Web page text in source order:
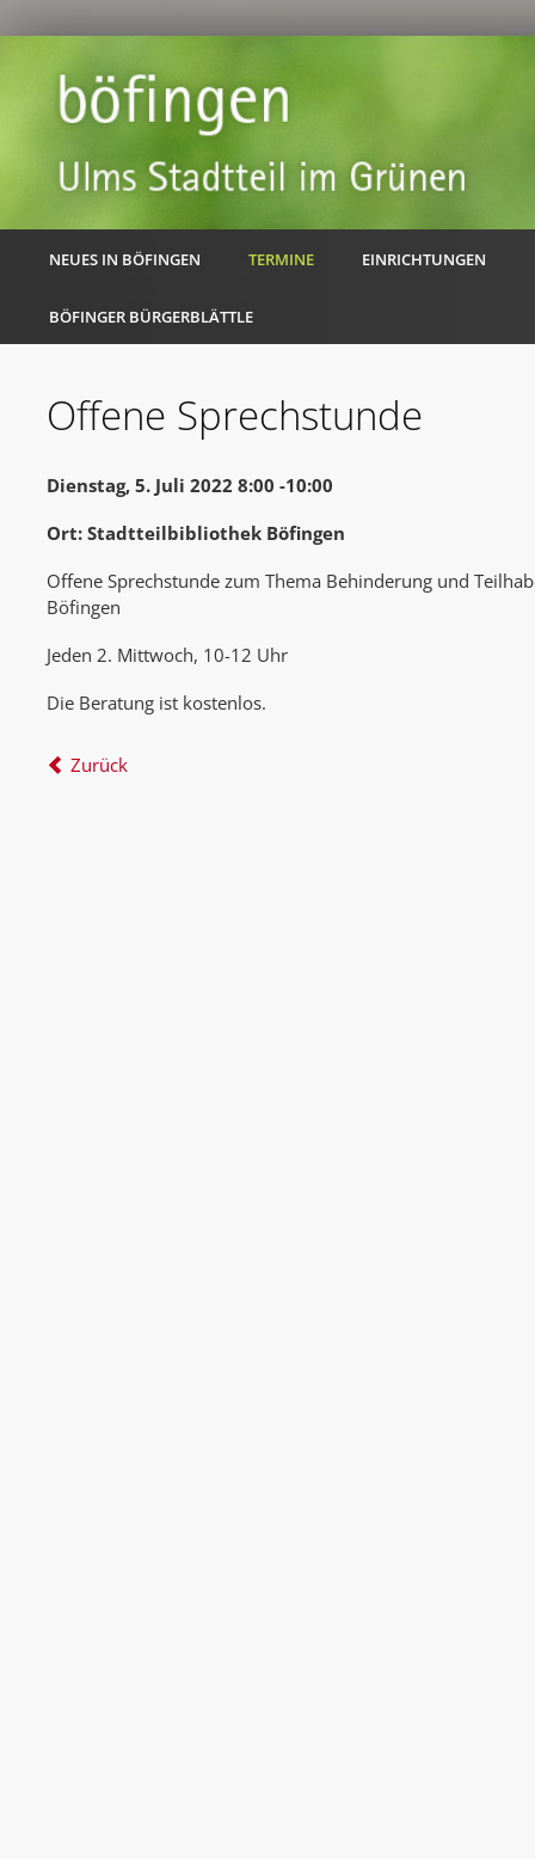
NEUES IN BÖFINGEN TERMINE EINRICHTUNGEN
BÖFINGER BÜRGERBLÄTTLE
Offene Sprechstunde
Dienstag, 5. Juli 2022 8:00 -10:00
Ort: Stadtteilbibliothek Böfingen
Offene Sprechstunde zum Thema Behinderung und
Böfingen
Jeden 2. Mittwoch, 10-12 Uhr
Die Beratung ist kostenlos.
Zurück